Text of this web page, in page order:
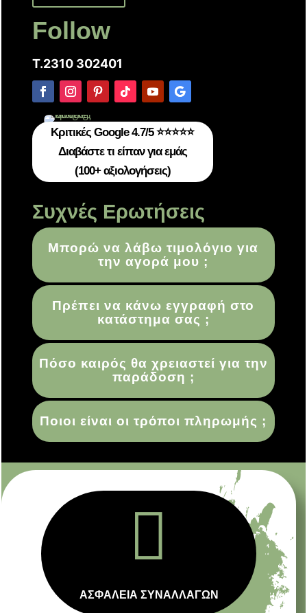
Follow
T.2310 302401
Κριτικές Google 4.7/5 ⭐⭐⭐⭐⭐
Διαβάστε τι είπαν για εμάς
(100+ αξιολογήσεις)
Συχνές Ερωτήσεις
Μπορώ να λάβω τιμολόγιο για
την αγορά μου ;
Πρέπει να κάνω εγγραφή στο
κατάστημα σας ;
Πόσο καιρός θα χρειαστεί για την
παράδοση ;
Ποιοι είναι οι τρόποι πληρωμής ;

ΑΣΦΑΛΕΙΑ ΣΥΝΑΛΛΑΓΩΝ